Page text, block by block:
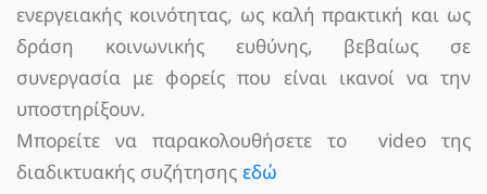
ενεργειακής κοινότητας, ως καλή πρακτική και ως
δράση κοινωνικής ευθύνης, βεβαίως σε
συνεργασία με φορείς που είναι ικανοί να την
υποστηρίξουν.
Μπορείτε να παρακολουθήσετε το video της
διαδικτυακής συζήτησης εδώ